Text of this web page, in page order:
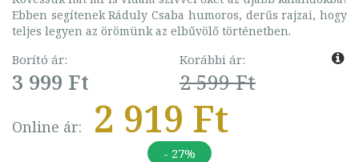
Ebben segítenek Ráduly Csaba humoros, derűs rajzai, hogy
teljes legyen az örömünk az elbűvölő történetben.
Borító ár:
3 999 Ft
Korábbi ár:
2 599 Ft
Online ár: 2 919 Ft
- 27%